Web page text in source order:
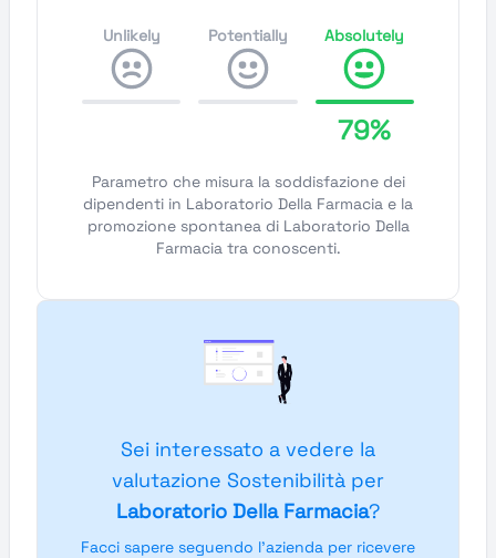
Unlikely Potentially Absolutely
79%
Parametro che misura la soddisfazione dei
dipendenti in Laboratorio Della Farmacia e la
promozione spontanea di Laboratorio Della
Farmacia tra conoscenti.
Sei interessato a vedere la
valutazione Sostenibilità per
Laboratorio Della Farmacia?
Facci sapere seguendo l'azienda per ricevere